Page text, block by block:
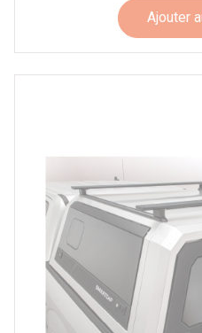
Ajouter